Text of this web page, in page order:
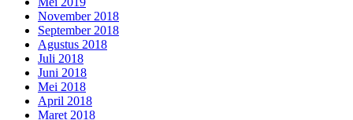
November 2018
September 2018
Agustus 2018
Juli 2018
Juni 2018
Mei 2018
April 2018
Maret 2018